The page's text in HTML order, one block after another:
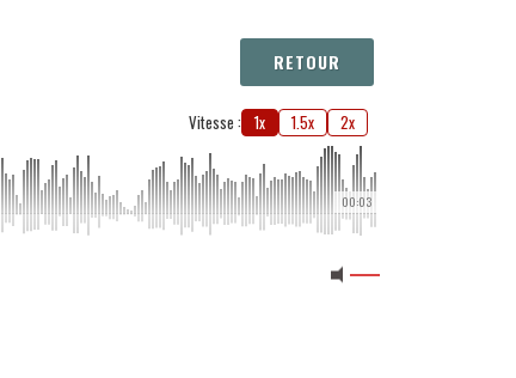
RETOUR
Vitesse : 1x 1.5x 2x
00:03